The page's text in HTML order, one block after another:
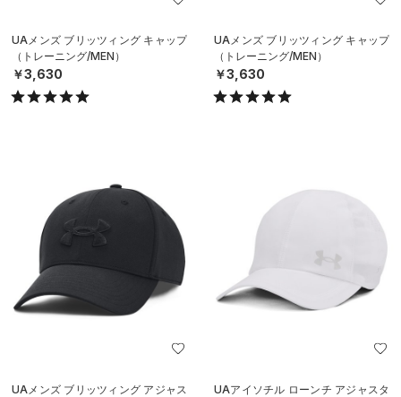
UAメンズ ブリッツィング キャップ
（トレーニング/MEN）
￥3,630
UAメンズ ブリッツィング キャップ
（トレーニング/MEN）
￥3,630
UAメンズ ブリッツィング アジャス
UAアイソチル ローンチ アジャスタ